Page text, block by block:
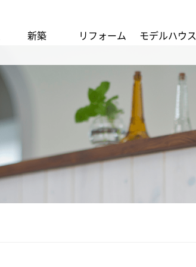
新築 リフォーム モデルハウス